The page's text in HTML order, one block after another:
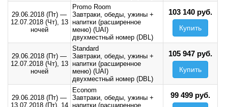
29.06.2018 (Пт) —
12.07.2018 (Чт), 13
ночей
Promo Room
Завтраки, обеды, ужины +
напитки (расширенное
меню) (UAI)
двухместный номер (DBL)
103 140 руб.
Купить
29.06.2018 (Пт) —
12.07.2018 (Чт), 13
ночей
Standard
Завтраки, обеды, ужины +
напитки (расширенное
меню) (UAI)
двухместный номер (DBL)
105 947 руб.
Купить
29.06.2018 (Пт) —
13.07.2018 (Пт), 14
Econom
Завтраки, обеды, ужины +
напитки (расширенное
99 499 руб.